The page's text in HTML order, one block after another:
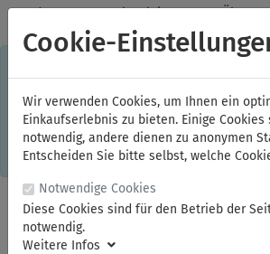
✓Jeden Monat starke Aktionen ✓Über
Kostenlose Lieferung im Inland ab 150,00
Einkaufserlebnis. Dabei werden
Informationen oder die Spracheinstellung
gespeichert. Ohne Cookies ist der
Online-Shops eingeschränkt. Sind Sie
einverstanden, klicken Sie bitte hier.
Cookie-
Wir verwenden Cookies, um Ihnen ein
Einkaufserlebnis zu bieten. Einige
notwendig, andere dienen zu anonymen
Entscheiden Sie bitte selbst, welche
Notwendige Cookies
Diese Cookies sind für den Betrieb der
notwendig.
Weitere Infos